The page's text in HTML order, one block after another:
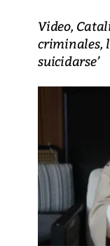
Video,
criminales,
suicidarse’